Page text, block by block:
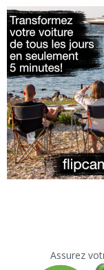
Assurez